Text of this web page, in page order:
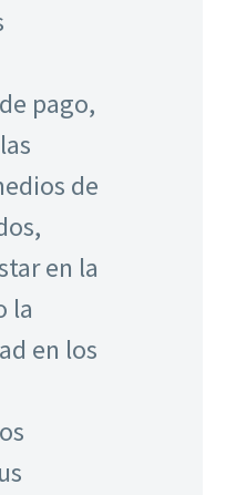
pago,
de
en la
la
en los